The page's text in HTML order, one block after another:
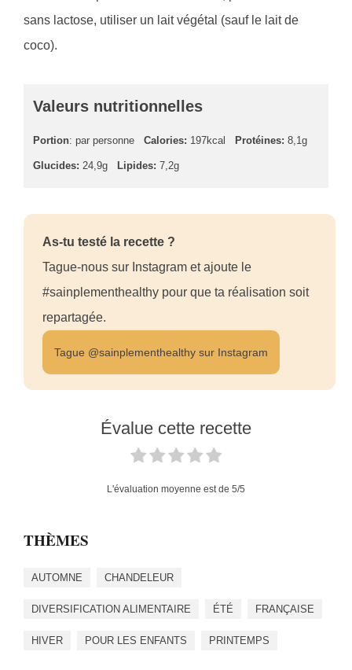
sans lactose, utiliser un lait végétal (sauf le lait de
coco).
Valeurs nutritionnelles
Portion: par personne Calories: 197kcal Protéines: 8,1g
Glucides: 24,9g Lipides: 7,2g
As-tu testé la recette ?
Tague-nous sur Instagram et ajoute le
#sainplementhealthy pour que ta réalisation soit
repartagée.
Tague @sainplementhealthy sur Instagram
Évalue cette recette
L'évaluation moyenne est de 5/5
THÈMES
AUTOMNE CHANDELEUR
DIVERSIFICATION ALIMENTAIRE ÉTÉ FRANÇAISE
HIVER POUR LES ENFANTS PRINTEMPS